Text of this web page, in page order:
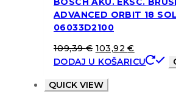
ADVANCED ORBIT 18
06033D2100
109,39€ 103,92€
DODAJ U KOŠARICU
QUICK VIEW